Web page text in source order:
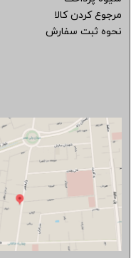
مرجوع کردن کالا
نحوه ثبت سفارش